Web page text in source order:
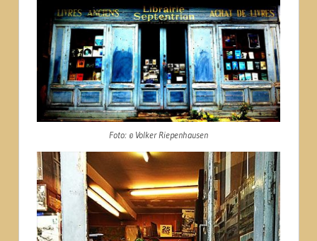
Foto: © Volker Riepenhausen